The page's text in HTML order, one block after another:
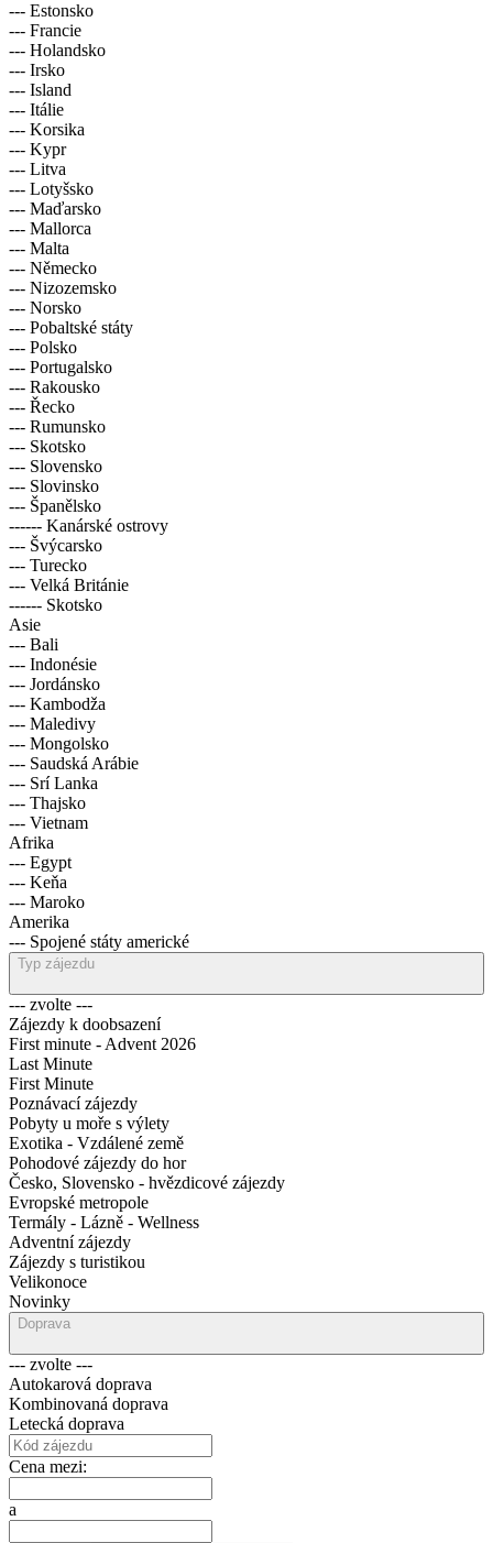
--- Estonsko
--- Francie
--- Holandsko
--- Irsko
--- Island
--- Itálie
--- Korsika
--- Kypr
--- Litva
--- Lotyšsko
--- Maďarsko
--- Mallorca
--- Malta
--- Německo
--- Nizozemsko
--- Norsko
--- Pobaltské státy
--- Polsko
--- Portugalsko
--- Rakousko
--- Řecko
--- Rumunsko
--- Skotsko
--- Slovensko
--- Slovinsko
--- Španělsko
------ Kanárské ostrovy
--- Švýcarsko
--- Turecko
--- Velká Británie
------ Skotsko
Asie
--- Bali
--- Indonésie
--- Jordánsko
--- Kambodža
--- Maledivy
--- Mongolsko
--- Saudská Arábie
--- Srí Lanka
--- Thajsko
--- Vietnam
Afrika
--- Egypt
--- Keňa
--- Maroko
Amerika
--- Spojené státy americké
Typ zájezdu
--- zvolte ---
Zájezdy k doobsazení
First minute - Advent 2026
Last Minute
First Minute
Poznávací zájezdy
Pobyty u moře s výlety
Exotika - Vzdálené země
Pohodové zájezdy do hor
Česko, Slovensko - hvězdicové zájezdy
Evropské metropole
Termály - Lázně - Wellness
Adventní zájezdy
Zájezdy s turistikou
Velikonoce
Novinky
Doprava
--- zvolte ---
Autokarová doprava
Kombinovaná doprava
Letecká doprava
Cena mezi:
a